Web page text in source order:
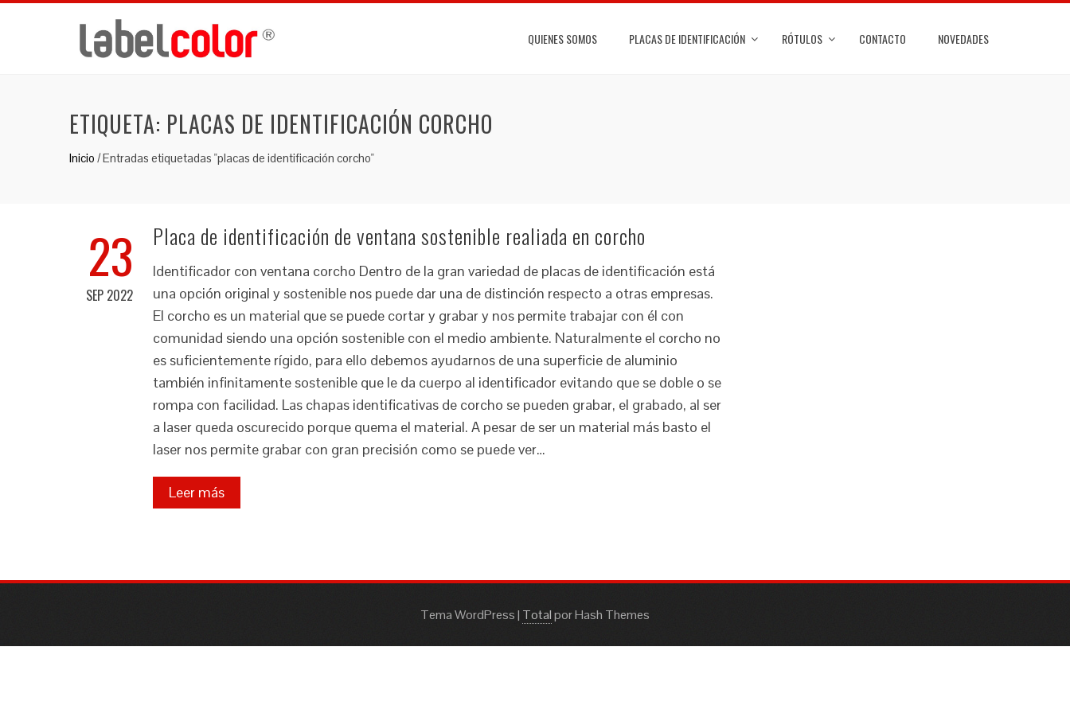
QUIENES SOMOS PLACAS DE IDENTIFICACIÓN RÓTULOS CONTACTO NOVEDADES
ETIQUETA: PLACAS DE IDENTIFICACIÓN CORCHO
Inicio /Entradas etiquetadas "placas de identificación corcho"
23
SEP 2022
Placa de identificación de ventana sostenible realiada en corcho
Identificador con ventana corcho Dentro de la gran variedad de placas de identificación está
una opción original y sostenible nos puede dar una de distinción respecto a otras empresas.
El corcho es un material que se puede cortar y grabar y nos permite trabajar con él con
comunidad siendo una opción sostenible con el medio ambiente. Naturalmente el corcho no
es suficientemente rígido, para ello debemos ayudarnos de una superficie de aluminio
también infinitamente sostenible que le da cuerpo al identificador evitando que se doble o se
rompa con facilidad. Las chapas identificativas de corcho se pueden grabar, el grabado, al ser
a laser queda oscurecido porque quema el material. A pesar de ser un material más basto el
laser nos permite grabar con gran precisión como se puede ver…
Leer más
Tema WordPress| Totalpor Hash Themes